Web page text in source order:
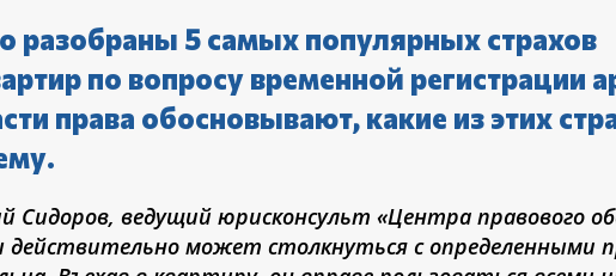
разобраны 5 самых популярных страхов
по вопросу временной регистрации
права обосновывают, какие из этих
Сидоров, ведущий юрисконсульт «Центра правового
действительно может столкнуться с определенными